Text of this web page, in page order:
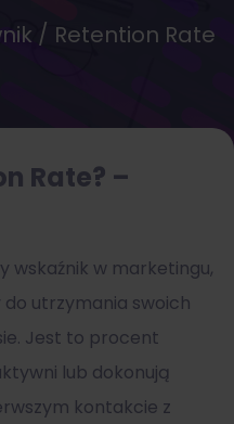
/ Retention Rate
Rate? –
wskaźnik w marketingu,
utrzymania swoich
Jest to procent
lub dokonują
kontakcie z